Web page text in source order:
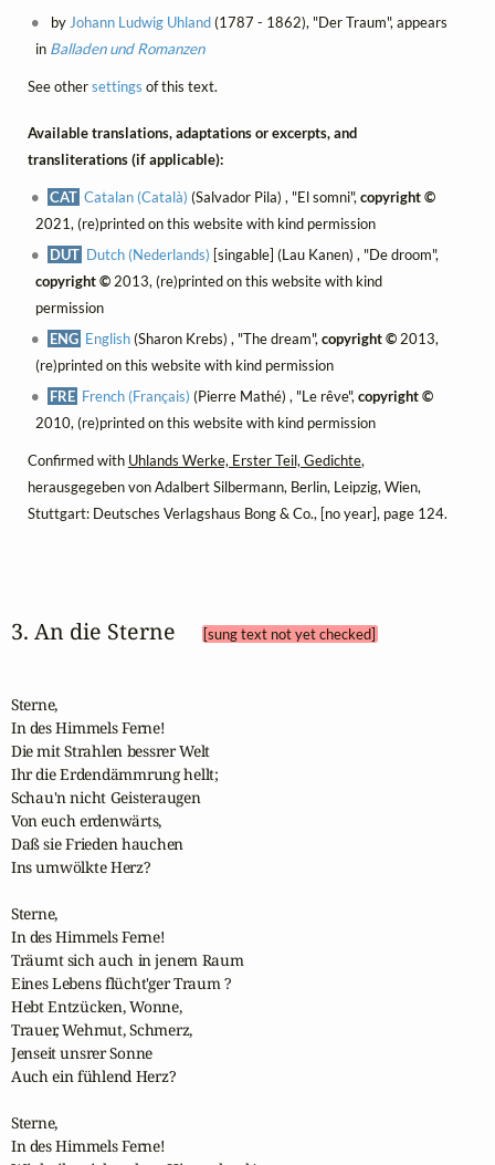
by Johann Ludwig Uhland(1787 - 1862), "Der Traum", appears
in Balladen und Romanzen
See othersettings of this text.
Available translations, adaptations or excerpts, and
transliterations (if applicable):
CAT Catalan (Català) (Salvador Pila) , "El somni",copyright ©
2021, (re)printed on this website with kind permission
DUT Dutch (Nederlands) [singable] (Lau Kanen) , "De droom",
copyright ©2013, (re)printed on this website with kind
permission
ENG English(Sharon Krebs) , "The dream",copyright ©2013,
(re)printed on this website with kind permission
FRE French (Français) (Pierre Mathé) , "Le rêve",copyright ©
2010, (re)printed on this website with kind permission
Confirmed with Uhlands Werke, Erster Teil, Gedichte,
herausgegeben von Adalbert Silbermann, Berlin, Leipzig, Wien,
Stuttgart: Deutsches Verlagshaus Bong & Co., [no year], page 124.
3. An die Sterne [sung text not yet checked]
Sterne,
In des Himmels Ferne!
Die mit Strahlen bessrer Welt
Ihr die Erdendämmrung hellt;
Schau'n nicht Geisteraugen
Von euch erdenwärts,
Daß sie Frieden hauchen
Ins umwölkte Herz?
Sterne,
In des Himmels Ferne!
Träumt sich auch in jenem Raum
Eines Lebens flücht'ger Traum ?
Hebt Entzücken, Wonne,
Trauer, Wehmut, Schmerz,
Jenseit unsrer Sonne
Auch ein fühlend Herz?
Sterne,
In des Himmels Ferne!